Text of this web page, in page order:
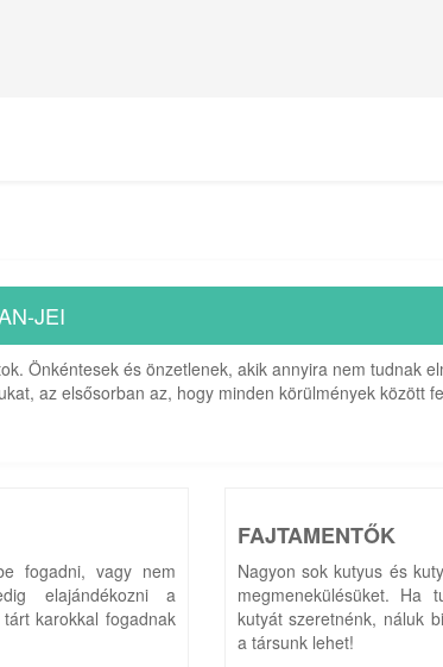
JEI
Önkéntesek és önzetlenek, akik annyira nem tudnak
az elsősorban az, hogy minden körülmények
fogadni, vagy nem
elajándékozni a
karokkal fogadnak
FAJTAMENTŐK
Nagyon sok kutyus és
megmenekülésüket. Ha
kutyát szeretnénk, náluk
a társunk lehet!